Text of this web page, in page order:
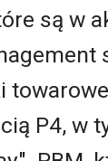
są w
P4, w